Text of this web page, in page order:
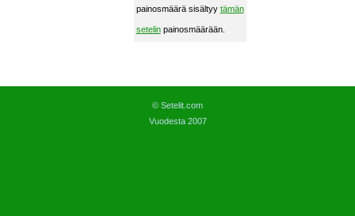
painosmäärä sisältyy tämän
setelinpainosmäärään.
© Setelit.com
Vuodesta 2007